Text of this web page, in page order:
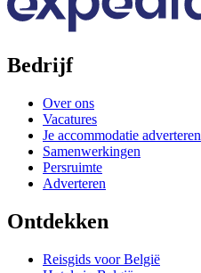
Bedrijf
Over ons
Vacatures
Je accommodatie adverteren
Samenwerkingen
Persruimte
Adverteren
Ontdekken
Reisgids voor België